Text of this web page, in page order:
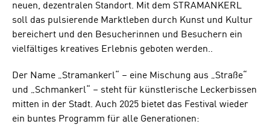
neuen, dezentralen Standort. Mit dem STRAMANKERL
soll das pulsierende Marktleben durch Kunst und Kultur
bereichert und den Besucherinnen und Besuchern ein
vielfältiges kreatives Erlebnis geboten werden..
Der Name „Stramankerl“ – eine Mischung aus „Straße“
und „Schmankerl“ – steht für künstlerische Leckerbissen
mitten in der Stadt. Auch 2025 bietet das Festival wieder
ein buntes Programm für alle Generationen: